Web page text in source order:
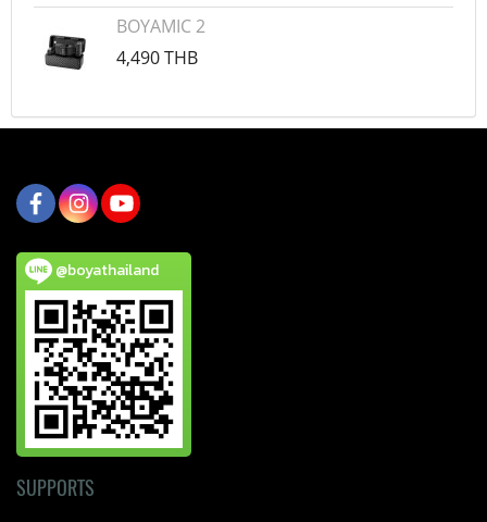
BOYAMIC 2
4,490 THB
@boyathailand
SUPPORTS